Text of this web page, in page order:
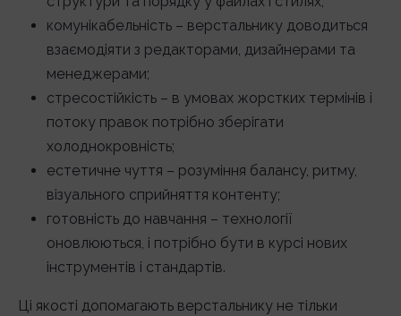
комунікабельність – верстальнику доводиться
взаємодіяти з редакторами, дизайнерами та
менеджерами;
стресостійкість – в умовах жорстких термінів і
потоку правок потрібно зберігати
холоднокровність;
естетичне чуття – розуміння балансу, ритму,
візуального сприйняття контенту;
готовність до навчання – технології
оновлюються, і потрібно бути в курсі нових
інструментів і стандартів.
Ці якості допомагають верстальнику не тільки